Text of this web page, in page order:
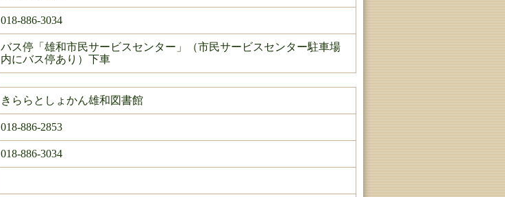
018-886-3034
バス停「雄和市民サービスセンター」（市民サービスセンター駐車場
内にバス停あり）下車
きららとしょかん雄和図書館
018-886-2853
018-886-3034